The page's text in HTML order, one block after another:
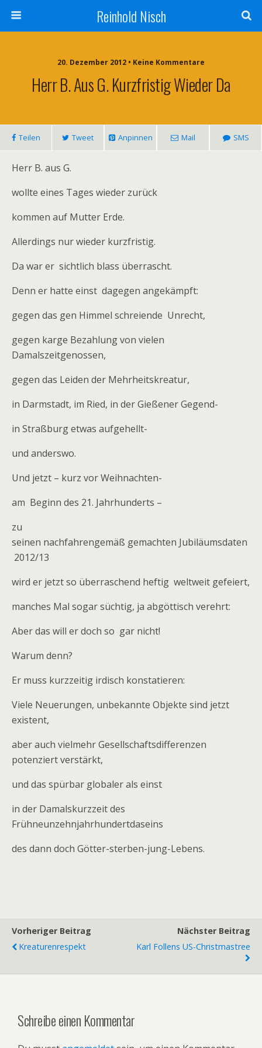
Reinhold Nisch
20. Dezember 2012 • Keine Kommentare
Herr B. Aus G. Kurzfristig Wieder Da
Teilen Tweet Anpinnen Mail SMS
Herr B. aus G.
wollte eines Tages wieder zurück
kommen auf Mutter Erde.
Allerdings nur wieder kurzfristig.
Da war er sichtlich blass überrascht.
Denn er hatte einst dagegen angekämpft:
gegen das gen Himmel schreiende Unrecht,
gegen karge Bezahlung von vielen
Damalszeitgenossen,
gegen das Leiden der Mehrheitskreatur,
in Darmstadt, im Ried, in der Gießener Gegend-
in Straßburg etwas aufgehellt-
und anderswo.
Und jetzt – kurz vor Weihnachten-
am Beginn des 21. Jahrhunderts –
zu
seinen nachfahrengemäß gemachten Jubiläumsdaten
2012/13
wird er jetzt so überraschend heftig weltweit gefeiert,
manches Mal sogar süchtig, ja abgöttisch verehrt:
Aber das will er doch so gar nicht!
Warum denn?
Er muss kurzzeitig irdisch konstatieren:
Viele Neuerungen, unbekannte Objekte sind jetzt
existent,
aber auch vielmehr Gesellschaftsdifferenzen
potenziert verstärkt,
und das spürbar globaler als einst
in der Damalskurzzeit des
Frühneunzehnjahrhundertdaseins
des dann doch Götter-sterben-jung-Lebens.
Vorheriger Beitrag
Kreaturenrespekt
Nächster Beitrag
Karl Follens US-Christmastree
Schreibe einen Kommentar